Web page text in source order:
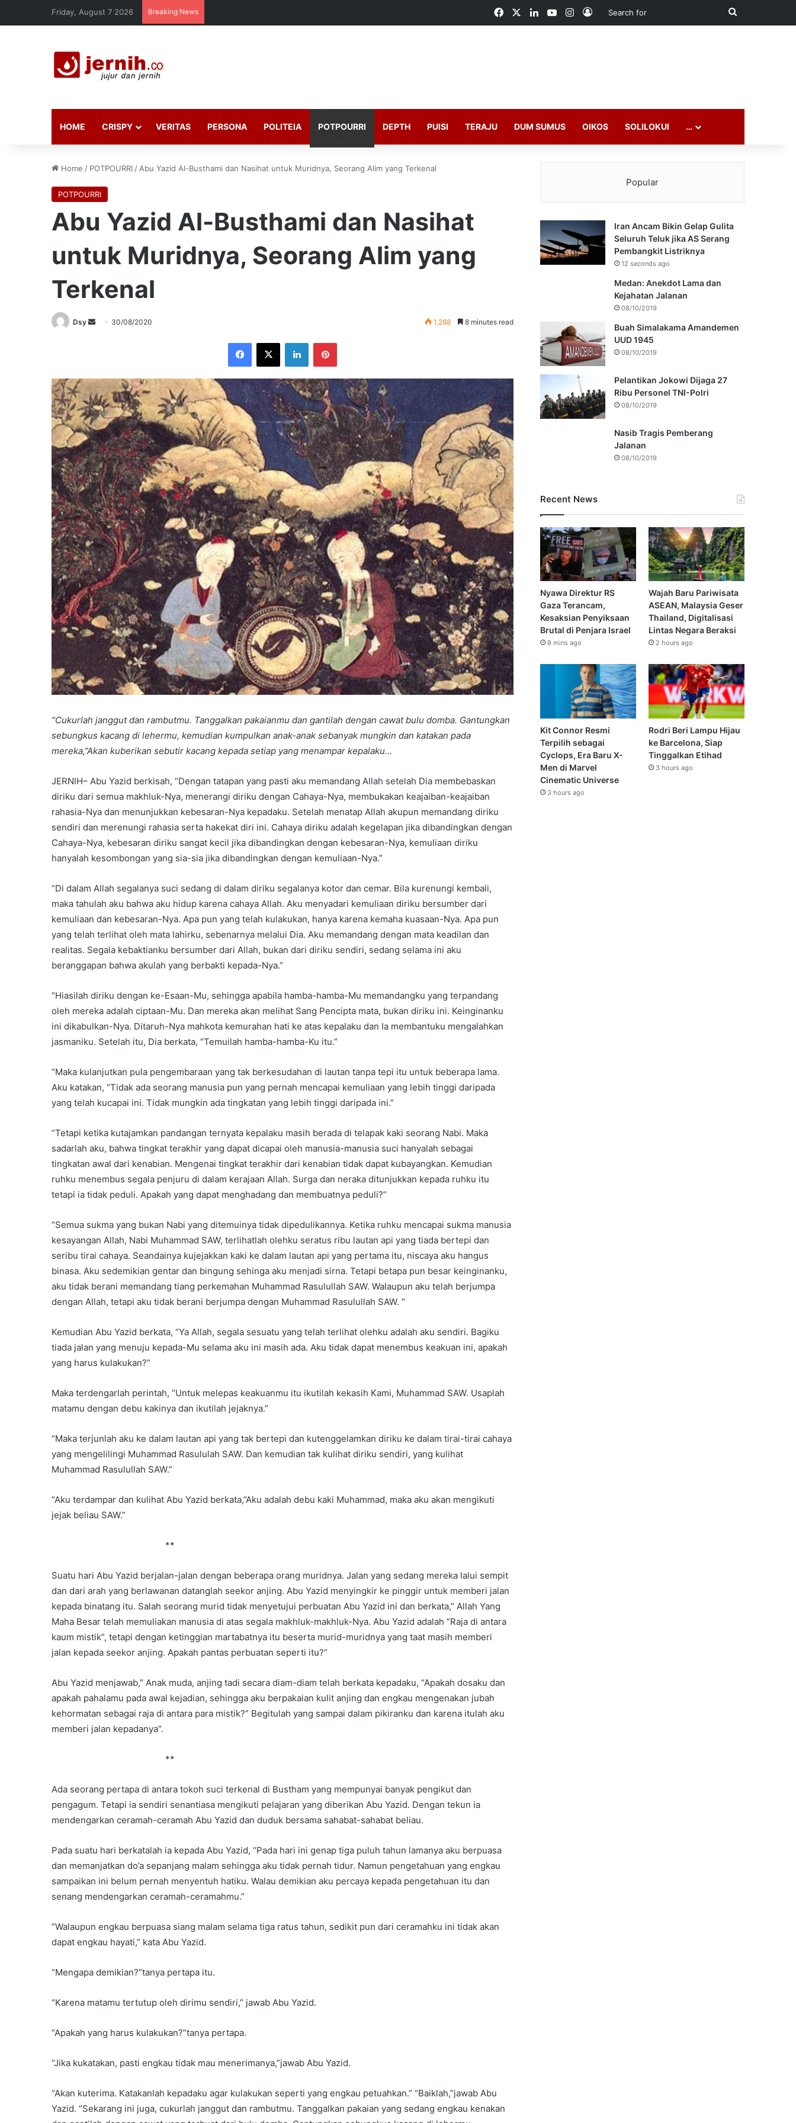
Friday, August 7 2026 Breaking News FacebookLinkedInYouTubeInstagram
Log In
Search
HOME CRISPY VERITAS PERSONA POLITEIA POTPOURRI DEPTH PUISI TERAJU DUM SUMUS OIKOS SOLILOKUI …
Home / POTPOURRI / Abu Yazid Al-Busthami dan Nasihat untuk Muridnya, Seorang Alim yang Terkenal
POTPOURRI
Abu Yazid Al-Busthami dan Nasihat
untuk Muridnya, Seorang Alim yang
Terkenal
Dsy
Send 30/08/2020 1,288 8 minutes read
Facebook
X LinkedInPinterest
“Cukurlah janggut dan rambutmu. Tanggalkan pakaianmu dan gantilah dengan cawat bulu domba. Gantungkan
sebungkus kacang di lehermu, kemudian kumpulkan anak-anak sebanyak mungkin dan katakan pada
mereka,”Akan kuberikan sebutir kacang kepada setiap yang menampar kepalaku…
JERNIH– Abu Yazid berkisah, “Dengan tatapan yang pasti aku memandang Allah setelah Dia membebaskan
diriku dari semua makhluk-Nya, menerangi diriku dengan Cahaya-Nya, membukakan keajaiban-keajaiban
rahasia-Nya dan menunjukkan kebesaran-Nya kepadaku. Setelah menatap Allah akupun memandang diriku
sendiri dan merenungi rahasia serta hakekat diri ini. Cahaya diriku adalah kegelapan jika dibandingkan dengan
Cahaya-Nya, kebesaran diriku sangat kecil jika dibandingkan dengan kebesaran-Nya, kemuliaan diriku
hanyalah kesombongan yang sia-sia jika dibandingkan dengan kemuliaan-Nya.”
“Di dalam Allah segalanya suci sedang di dalam diriku segalanya kotor dan cemar. Bila kurenungi kembali,
maka tahulah aku bahwa aku hidup karena cahaya Allah. Aku menyadari kemuliaan diriku bersumber dari
kemuliaan dan kebesaran-Nya. Apa pun yang telah kulakukan, hanya karena kemaha kuasaan-Nya. Apa pun
yang telah terlihat oleh mata lahirku, sebenarnya melalui Dia. Aku memandang dengan mata keadilan dan
realitas. Segala kebaktianku bersumber dari Allah, bukan dari diriku sendiri, sedang selama ini aku
beranggapan bahwa akulah yang berbakti kepada-Nya.”
“Hiasilah diriku dengan ke-Esaan-Mu, sehingga apabila hamba-hamba-Mu memandangku yang terpandang
oleh mereka adalah ciptaan-Mu. Dan mereka akan melihat Sang Pencipta mata, bukan diriku ini. Keinginanku
ini dikabulkan-Nya. Ditaruh-Nya mahkota kemurahan hati ke atas kepalaku dan Ia membantuku mengalahkan
jasmaniku. Setelah itu, Dia berkata, “Temuilah hamba-hamba-Ku itu.”
“Maka kulanjutkan pula pengembaraan yang tak berkesudahan di lautan tanpa tepi itu untuk beberapa lama.
Aku katakan, “Tidak ada seorang manusia pun yang pernah mencapai kemuliaan yang lebih tinggi daripada
yang telah kucapai ini. Tidak mungkin ada tingkatan yang lebih tinggi daripada ini.”
“Tetapi ketika kutajamkan pandangan ternyata kepalaku masih berada di telapak kaki seorang Nabi. Maka
sadarlah aku, bahwa tingkat terakhir yang dapat dicapai oleh manusia-manusia suci hanyalah sebagai
tingkatan awal dari kenabian. Mengenai tingkat terakhir dari kenabian tidak dapat kubayangkan. Kemudian
ruhku menembus segala penjuru di dalam kerajaan Allah. Surga dan neraka ditunjukkan kepada ruhku itu
tetapi ia tidak peduli. Apakah yang dapat menghadang dan membuatnya peduli?”
“Semua sukma yang bukan Nabi yang ditemuinya tidak dipedulikannya. Ketika ruhku mencapai sukma manusia
kesayangan Allah, Nabi Muhammad SAW, terlihatlah olehku seratus ribu lautan api yang tiada bertepi dan
seribu tirai cahaya. Seandainya kujejakkan kaki ke dalam lautan api yang pertama itu, niscaya aku hangus
binasa. Aku sedemikian gentar dan bingung sehinga aku menjadi sirna. Tetapi betapa pun besar keinginanku,
aku tidak berani memandang tiang perkemahan Muhammad Rasulullah SAW. Walaupun aku telah berjumpa
dengan Allah, tetapi aku tidak berani berjumpa dengan Muhammad Rasulullah SAW. “
Kemudian Abu Yazid berkata, “Ya Allah, segala sesuatu yang telah terlihat olehku adalah aku sendiri. Bagiku
tiada jalan yang menuju kepada-Mu selama aku ini masih ada. Aku tidak dapat menembus keakuan ini, apakah
yang harus kulakukan?”
Maka terdengarlah perintah, “Untuk melepas keakuanmu itu ikutilah kekasih Kami, Muhammad SAW. Usaplah
matamu dengan debu kakinya dan ikutilah jejaknya.”
“Maka terjunlah aku ke dalam lautan api yang tak bertepi dan kutenggelamkan diriku ke dalam tirai-tirai cahaya
yang mengelilingi Muhammad Rasululah SAW. Dan kemudian tak kulihat diriku sendiri, yang kulihat
Muhammad Rasulullah SAW.”
“Aku terdampar dan kulihat Abu Yazid berkata,”Aku adalah debu kaki Muhammad, maka aku akan mengikuti
jejak beliau SAW.”
**
Suatu hari Abu Yazid berjalan-jalan dengan beberapa orang muridnya. Jalan yang sedang mereka lalui sempit
dan dari arah yang berlawanan datanglah seekor anjing. Abu Yazid menyingkir ke pinggir untuk memberi jalan
kepada binatang itu. Salah seorang murid tidak menyetujui perbuatan Abu Yazid ini dan berkata,” Allah Yang
Maha Besar telah memuliakan manusia di atas segala makhluk-makhluk-Nya. Abu Yazid adalah “Raja di antara
kaum mistik”, tetapi dengan ketinggian martabatnya itu beserta murid-muridnya yang taat masih memberi
jalan kepada seekor anjing. Apakah pantas perbuatan seperti itu?”
Abu Yazid menjawab,” Anak muda, anjing tadi secara diam-diam telah berkata kepadaku, “Apakah dosaku dan
apakah pahalamu pada awal kejadian, sehingga aku berpakaian kulit anjing dan engkau mengenakan jubah
kehormatan sebagai raja di antara para mistik?” Begitulah yang sampai dalam pikiranku dan karena itulah aku
memberi jalan kepadanya”.
**
Ada seorang pertapa di antara tokoh suci terkenal di Bustham yang mempunyai banyak pengikut dan
pengagum. Tetapi ia sendiri senantiasa mengikuti pelajaran yang diberikan Abu Yazid. Dengan tekun ia
mendengarkan ceramah-ceramah Abu Yazid dan duduk bersama sahabat-sahabat beliau.
Pada suatu hari berkatalah ia kepada Abu Yazid, “Pada hari ini genap tiga puluh tahun lamanya aku berpuasa
dan memanjatkan do’a sepanjang malam sehingga aku tidak pernah tidur. Namun pengetahuan yang engkau
sampaikan ini belum pernah menyentuh hatiku. Walau demikian aku percaya kepada pengetahuan itu dan
senang mendengarkan ceramah-ceramahmu.”
“Walaupun engkau berpuasa siang malam selama tiga ratus tahun, sedikit pun dari ceramahku ini tidak akan
dapat engkau hayati,” kata Abu Yazid.
“Mengapa demikian?”tanya pertapa itu.
“Karena matamu tertutup oleh dirimu sendiri,” jawab Abu Yazid.
“Apakah yang harus kulakukan?”tanya pertapa.
“Jika kukatakan, pasti engkau tidak mau menerimanya,”jawab Abu Yazid.
“Akan kuterima. Katakanlah kepadaku agar kulakukan seperti yang engkau petuahkan.” “Baiklah,”jawab Abu
Yazid. “Sekarang ini juga, cukurlah janggut dan rambutmu. Tanggalkan pakaian yang sedang engkau kenakan
Popular
Iran Ancam Bikin Gelap Gulita
Seluruh Teluk jika AS Serang
Pembangkit Listriknya
12 seconds ago
Medan: Anekdot Lama dan
Kejahatan Jalanan
08/10/2019
Buah Simalakama Amandemen
UUD 1945
08/10/2019
Pelantikan Jokowi Dijaga 27
Ribu Personel TNI-Polri
08/10/2019
Nasib Tragis Pemberang
Jalanan
08/10/2019
Recent News
Nyawa Direktur RS
Gaza Terancam,
Kesaksian Penyiksaan
Brutal di Penjara Israel
8 mins ago
Wajah Baru Pariwisata
ASEAN, Malaysia Geser
Thailand, Digitalisasi
Lintas Negara Beraksi
2 hours ago
Kit Connor Resmi
Terpilih sebagai
Cyclops, Era Baru X-
Men di Marvel
Cinematic Universe
3 hours ago
Rodri Beri Lampu Hijau
ke Barcelona, Siap
Tinggalkan Etihad
3 hours ago